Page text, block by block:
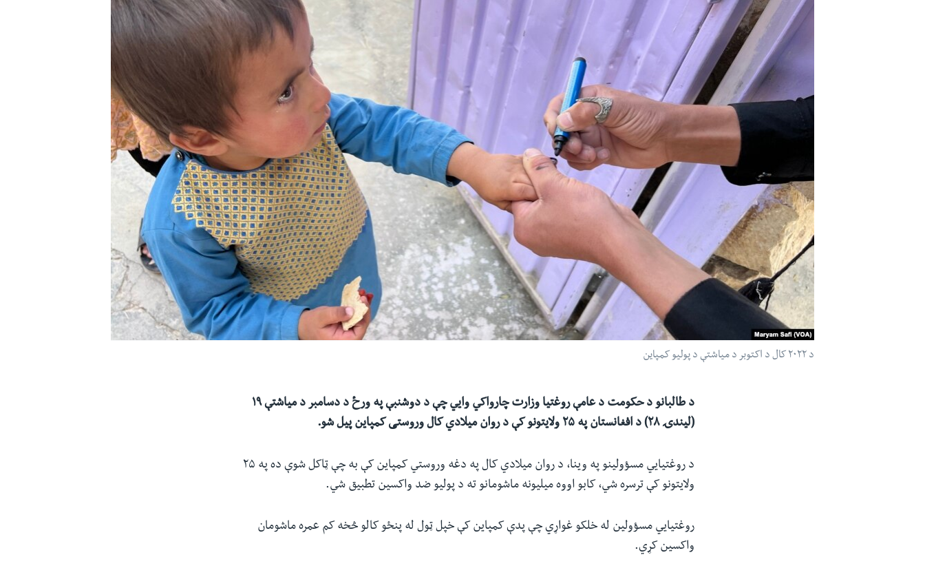
د ۲۰۲۲ کال د اکتوبر د میاشتې د پولیو کمپاین
د طالبانو د حکومت د عامې روغتیا وزارت چارواکي وایي چېد دوشنبې په ورځ
د دسامبر د میاشتې ۱۹
(لیندۍ ۲۸)
د افغانستان په۲۵ ولایتونو کېد روانمیلادي کالوروستی کمپاین پیلشو.
د روغتیایي مسؤولینو په وینا، د روان میلادي کال په دغه وروستي کمپاین کې به چې ټاکل شوې ده په ۲۵
ولایتونو کې ترسره شي، کابو اووه میلیونه ماشومانو ته د پولیو ضد واکسین تطبیق شي.
روغتیایي مسؤولین له خلکو غواړي چې پدې کمپاین کې خپل ټول له پنځو کالو څخه کم عمره ماشومان
واکسین کړي.